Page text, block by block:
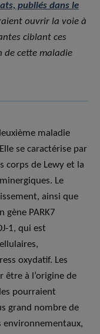
publiés dans le
ouvrir la voie à
ciblant ces
de cette maladie
maladie
se caractérise par
corps de Lewy et la
Le
ainsi que
gène PARK7
1, qui est
oxydatif. Les
être à l’origine de
pourraient
grand nombre de
environnementaux,